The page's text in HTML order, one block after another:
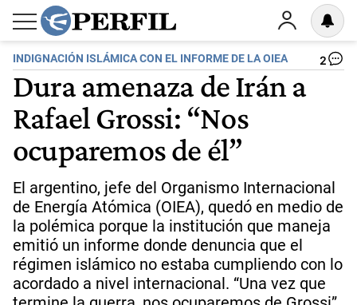
INDIGNACIÓN ISLÁMICA CON EL INFORME DE LA OIEA 2
Dura amenaza de Irán a
Rafael Grossi: “Nos
ocuparemos de él”
El argentino, jefe del Organismo Internacional
de Energía Atómica (OIEA), quedó en medio de
la polémica porque la institución que maneja
emitió un informe donde denuncia que el
régimen islámico no estaba cumpliendo con lo
acordado a nivel internacional. “Una vez que